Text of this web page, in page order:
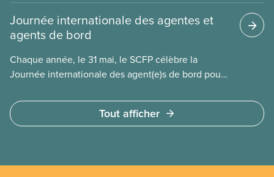
Journée internationale des agentes et
agents de bord
Chaque année, le 31 mai, le SCFP célèbre la
Journée internationale des agent(e)s de bord pour
veille à la sécurité des passagères et passagers en
vol et au sol, chaque jour et aux quatre coins du
Tout afficher